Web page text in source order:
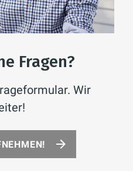
Fragen?
Wir